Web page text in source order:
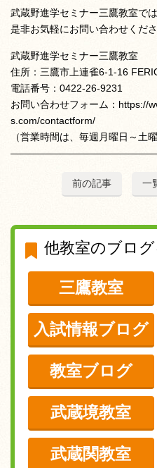
武蔵野進学セミナー三鷹教室で
是非お気軽にお問い合わせくださ
武蔵野進学セミナー三鷹教室
住所：三鷹市上連雀6-1-16
電話番号：0422-26-9231
お問い合わせフォーム： https://
s.com/contactform/
（営業時間は、毎週月曜日～土
前の記事 一
他教室のブロ
三鷹教室
入試情報ブログ
教室ブログ
武蔵境教室
武蔵関教室